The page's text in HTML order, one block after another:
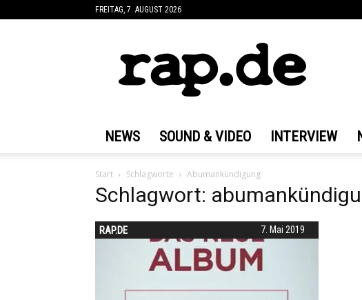
FREITAG, 7. AUGUST 2026
NEWS SOUND & VIDEO INTERVIEW
Start Schlagworte Abumankündigung
Schlagwort:
7. Mai 2019
RAP.DE